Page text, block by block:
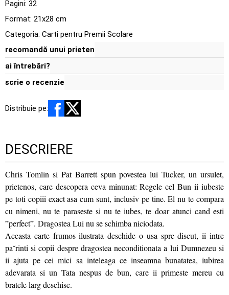
Pagini: 32
Format: 21x28 cm
Categoria: Carti pentru Premii Scolare
recomandă unui prieten
ai întrebări?
scrie o recenzie
Distribuie pe:
DESCRIERE
Chris Tomlin si Pat Barrett spun povestea lui Tucker, un ursulet,
prietenos, care descopera ceva minunat: Regele cel Bun ii iubeste
pe toti copiii exact asa cum sunt, inclusiv pe tine. El nu te compara
cu nimeni, nu te paraseste si nu te iubes, te doar atunci cand esti
”perfect”. Dragostea Lui nu se schimba niciodata.
Aceasta carte frumos ilustrata deschide o usa spre discut, ii intre
pa˘rinti si copii despre dragostea neconditionata a lui Dumnezeu si
ii ajuta pe cei mici sa inteleaga ce inseamna bunatatea, iubirea
adevarata si un Tata nespus de bun, care ii primeste mereu cu
bratele larg deschise.